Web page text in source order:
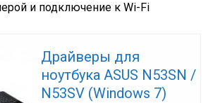
и подключение к Wi-Fi
Драйверы для
ноутбука ASUS N53SN /
N53SV (Windows 7)